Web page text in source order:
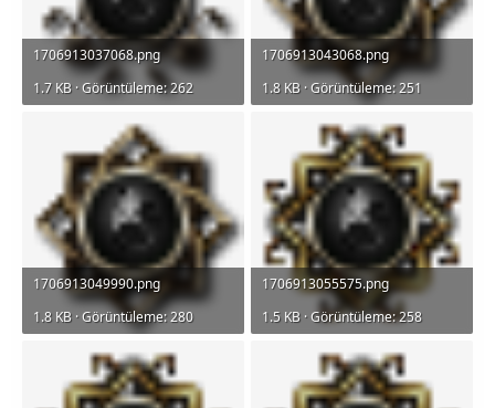
1706913037068.png
1.7 KB · Görüntüleme: 262
1706913043068.png
1.8 KB · Görüntüleme: 251
1706913049990.png
1.8 KB · Görüntüleme: 280
1706913055575.png
1.5 KB · Görüntüleme: 258